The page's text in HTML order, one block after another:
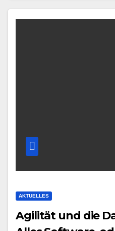
AKTUELLES
Agilität und die